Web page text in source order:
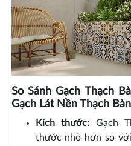
So Sánh Gạch Thạch
Gạch Lát Nền Thạch
Kích thước: Gạch
thước nhỏ hơn so